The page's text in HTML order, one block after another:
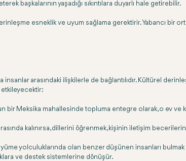
başkalarının yaşadığı sıkıntılara duyarlı hale getirebilir.
esneklik ve uyum sağlama gerektirir. Yabancı bir
insanlar arasındaki ilişkilerle de bağlantılıdır. Kültürel
Meksika mahallesinde topluma entegre olarak, o ev ve
kalınırsa, dillerini öğrenmek, kişinin iletişim
yolculuklarında olan benzer düşünen insanları
ve destek sistemlerine dönüşür.